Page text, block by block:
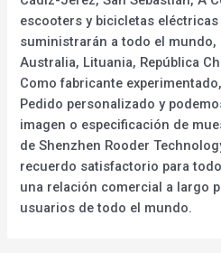
escooters y bicicletas
suministrarán a todo el mundo,
Australia, Lituania, República
Como fabricante
Pedido personalizado y
imagen o especificación de
de Shenzhen Rooder
recuerdo satisfactorio para
una relación comercial a largo
usuarios de todo el mundo.